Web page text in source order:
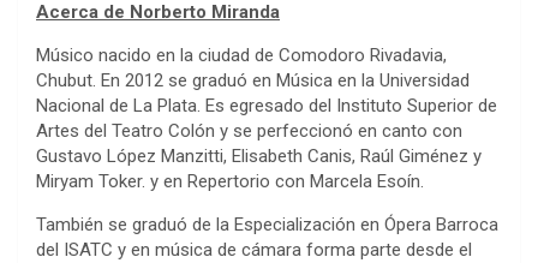
Acerca de Norberto Miranda
Músico nacido en la ciudad de Comodoro Rivadavia,
Chubut. En 2012 se graduó en Música en la Universidad
Nacional de La Plata. Es egresado del Instituto Superior de
Artes del Teatro Colón y se perfeccionó en canto con
Gustavo López Manzitti, Elisabeth Canis, Raúl Giménez y
Miryam Toker. y en Repertorio con Marcela Esoín.
También se graduó de la Especialización en Ópera Barroca
del ISATC y en música de cámara forma parte desde el